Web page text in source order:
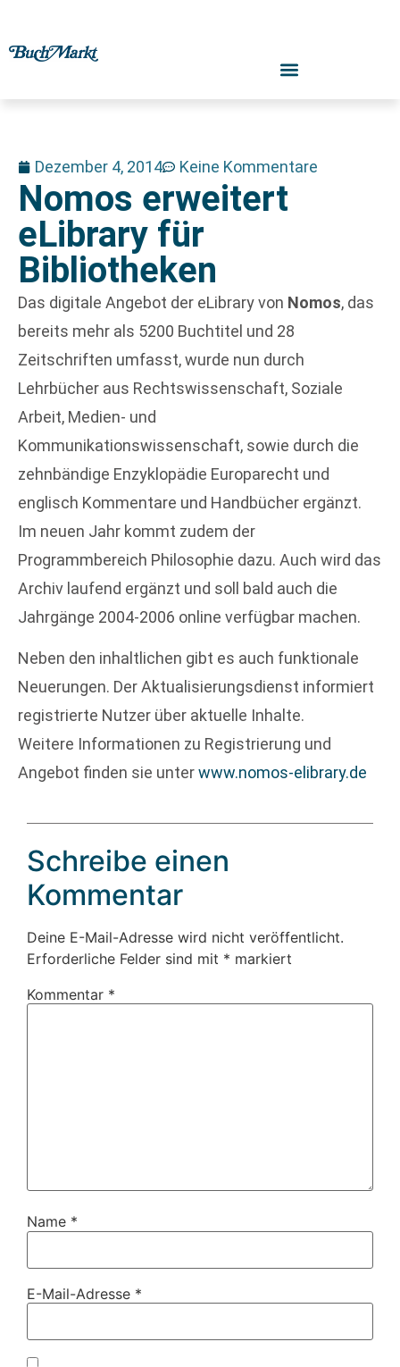
Dezember 4, 2014 Keine Kommentare
Nomos erweitert
eLibrary für
Bibliotheken
Das digitale Angebot der eLibrary von Nomos, das
bereits mehr als 5200 Buchtitel und 28
Zeitschriften umfasst, wurde nun durch
Lehrbücher aus Rechtswissenschaft, Soziale
Arbeit, Medien- und
Kommunikationswissenschaft, sowie durch die
zehnbändige Enzyklopädie Europarecht und
englisch Kommentare und Handbücher ergänzt.
Im neuen Jahr kommt zudem der
Programmbereich Philosophie dazu. Auch wird das
Archiv laufend ergänzt und soll bald auch die
Jahrgänge 2004-2006 online verfügbar machen.
Neben den inhaltlichen gibt es auch funktionale
Neuerungen. Der Aktualisierungsdienst informiert
registrierte Nutzer über aktuelle Inhalte.
Weitere Informationen zu Registrierung und
Angebot finden sie unterwww.nomos-elibrary.de
Schreibe einen
Kommentar
Deine E-Mail-Adresse wird nicht veröffentlicht.
Erforderliche Felder sind mit * markiert
Kommentar *
Name *
E-Mail-Adresse *